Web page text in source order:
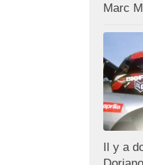
Marc
Il y a